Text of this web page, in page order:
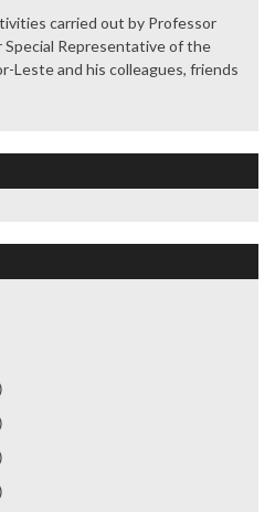
carried out by Professor
Special Representative of the
Leste and his colleagues, friends